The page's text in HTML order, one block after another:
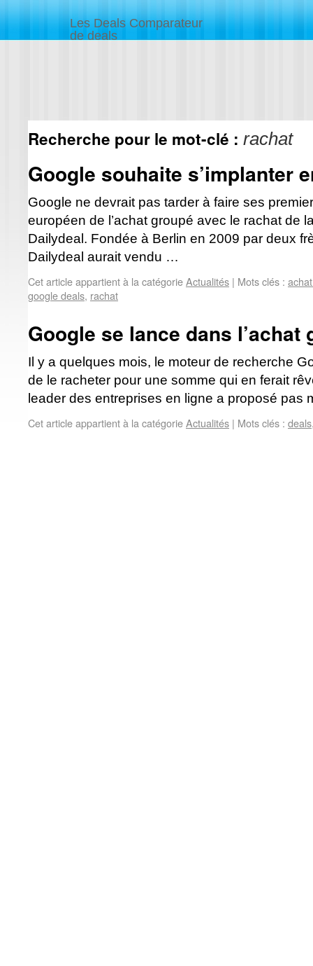
Les Deals Comparateur
de deals
Recherche pour le mot-clé : rachat
Google souhaite s’implanter
Google ne devrait pas tarder à faire ses
européen de l’achat groupé avec le rachat de
Dailydeal. Fondée à Berlin en 2009 par deux
Dailydeal aurait vendu …
Cet article appartient à la catégorieActualités | Mots clés :
google deals, rachat
Google se lance dans l’achat
Il y a quelques mois, le moteur de recherche
de le racheter pour une somme qui en ferait
leader des entreprises en ligne a proposé pas
Cet article appartient à la catégorieActualités | Mots clés : deals